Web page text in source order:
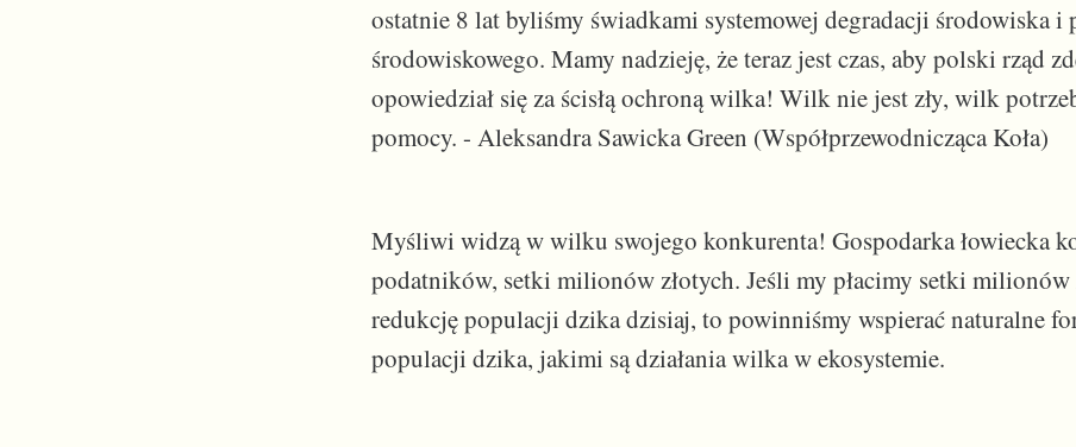
ostatnie 8 lat byliśmy świadkami systemowej degradacji środowiska i
środowiskowego. Mamy nadzieję, że teraz jest czas, aby polski rząd
opowiedział się za ścisłą ochroną wilka! Wilk nie jest zły, wilk
pomocy. - Aleksandra Sawicka Green (Współprzewodnicząca Koła)
Myśliwi widzą w wilku swojego konkurenta! Gospodarka łowiecka
podatników, setki milionów złotych. Jeśli my płacimy setki milionów
redukcję populacji dzika dzisiaj, to powinniśmy wspierać naturalne
populacji dzika, jakimi są działania wilka w ekosystemie.